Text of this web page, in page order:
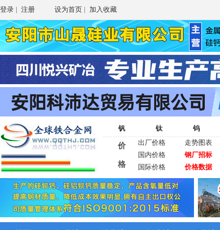
登录 注册 设为首页 加入收藏
钒 钛 钨
价
格
出厂价格
走势图表
国内价格
钢厂招标
国际价格
价格数据